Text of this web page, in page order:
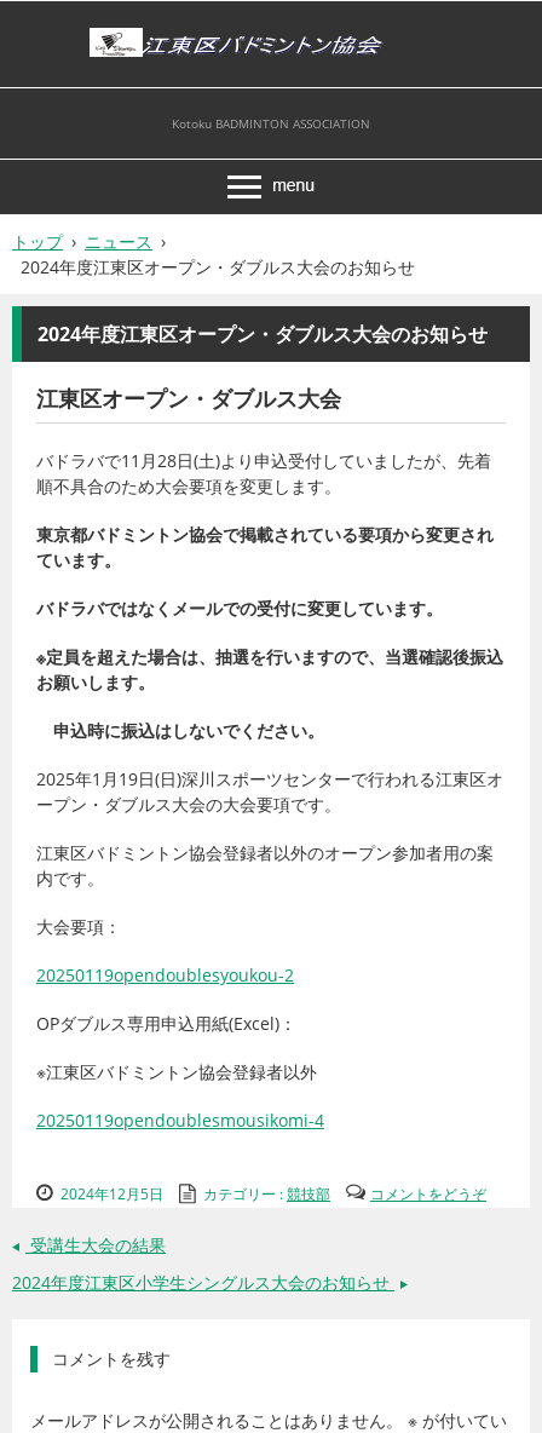
Kotoku BADMINTON ASSOCIATION
トップ › ニュース ›
2024年度江東区オープン・ダブルス大会のお知らせ
2024年度江東区オープン・ダブルス大会のお知らせ
江東区オープン・ダブルス大会
バドラバで11月28日(土)より申込受付していましたが、先着
順不具合のため大会要項を変更します。
東京都バドミントン協会で掲載されている要項から変更され
ています。
バドラバではなくメールでの受付に変更しています。
※定員を超えた場合は、抽選を行いますので、当選確認後振込
お願いします。
申込時に振込はしないでください。
2025年1月19日(日)深川スポーツセンターで行われる江東区オ
ープン・ダブルス大会の大会要項です。
江東区バドミントン協会登録者以外のオープン参加者用の案
内です。
大会要項：
20250119opendoublesyoukou-2
OPダブルス専用申込用紙(Excel)：
※江東区バドミントン協会登録者以外
20250119opendoublesmousikomi-4
2024年12月5日 カテゴリー :競技部 コメントをどうぞ
受講生大会の結果
2024年度江東区小学生シングルス大会のお知らせ
コメントを残す
メールアドレスが公開されることはありません。 ※ が付いてい